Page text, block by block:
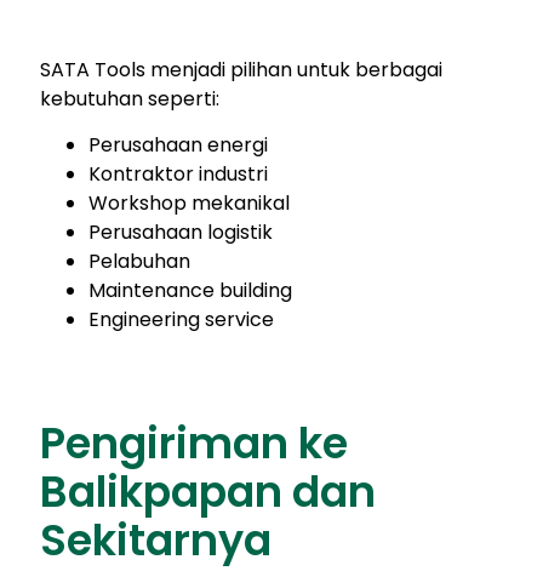
SATA Tools menjadi pilihan untuk berbagai
kebutuhan seperti:
Perusahaan energi
Kontraktor industri
Workshop mekanikal
Perusahaan logistik
Pelabuhan
Maintenance building
Engineering service
Pengiriman ke
Balikpapan dan
Sekitarnya